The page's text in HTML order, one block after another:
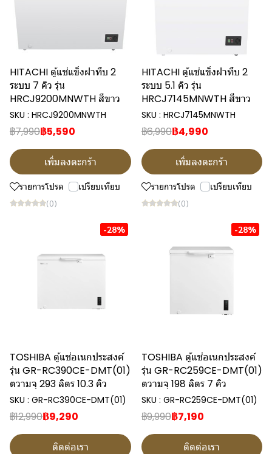
HITACHI ตู้แช่แข็งฝาทึบ 2
ระบบ 7 คิว รุ่น
HRCJ9200MNWTH สีขาว
SKU : HRCJ9200MNWTH
฿7,990฿5,590
เพิ่มลงตะกร้า
รายการโปรด เปรียบเทียบ
(0)
HITACHI ตู้แช่แข็งฝาทึบ 2
ระบบ 5.1 คิว รุ่น
HRCJ7145MNWTH สีขาว
SKU : HRCJ7145MNWTH
฿6,990฿4,990
เพิ่มลงตะกร้า
รายการโปรด เปรียบเทียบ
(0)
-28%
TOSHIBA ตู้แช่อเนกประสงค์
รุ่น GR-RC390CE-DMT(01)
ตวามจุ 293 ลิตร 10.3 คิว
SKU : GR-RC390CE-DMT(01)
฿12,990฿9,290
ติดต่อเรา
-28%
TOSHIBA ตู้แช่อเนกประสงค์
รุ่น GR-RC259CE-DMT(01)
ตวามจุ 198 ลิตร 7 คิว
SKU : GR-RC259CE-DMT(01)
฿9,990฿7,190
ติดต่อเรา